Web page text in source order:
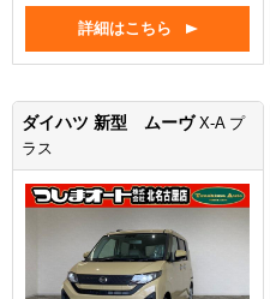
詳細はこちら
ダイハツ 新型 ムーヴ X-A プ
ラス